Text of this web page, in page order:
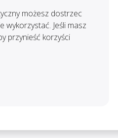
możesz dostrzec
wykorzystać. Jeśli masz
przynieść korzyści